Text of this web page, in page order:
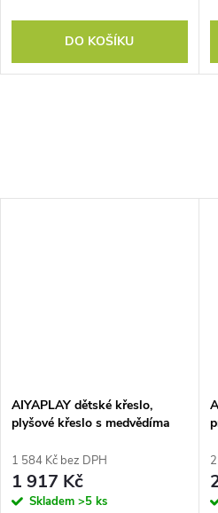
DO KOŠÍKU
AIYAPLAY dětské křeslo,
plyšové křeslo s medvědíma
béžová barva
1 584 Kč bez DPH
1 917 Kč
Skladem >5 ks